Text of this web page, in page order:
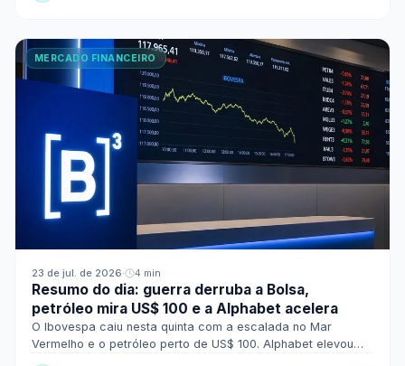
MERCADO FINANCEIRO
23 de jul. de 2026· 4 min
Resumo do dia: guerra derruba a Bolsa,
petróleo mira US$ 100 e a Alphabet acelera
O Ibovespa caiu nesta quinta com a escalada no Mar
Vermelho e o petróleo perto de US$ 100. Alphabet elevou
capex em US$ 15 bi. Veja o resumo do dia.